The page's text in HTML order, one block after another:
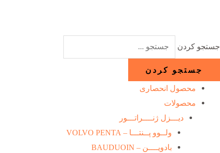
جستجو کردن
جستجو کردن
محصول انحصاری
محصولات
دیـــزل ژنــــراتـــور
ولــوو پــنتـــا – VOLVO PENTA
بادویــــن – BAUDUOIN